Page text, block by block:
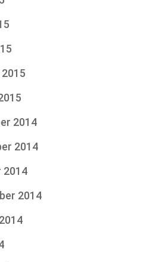
2014
2014
2014
2014